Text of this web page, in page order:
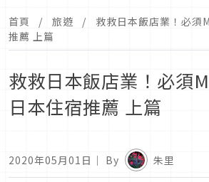
首頁 旅遊
救救日本飯店業！必須
推薦 上篇
救救日本飯店業！必須
日本住宿推薦 上篇
2020年05月01日 ｜ By 朱里